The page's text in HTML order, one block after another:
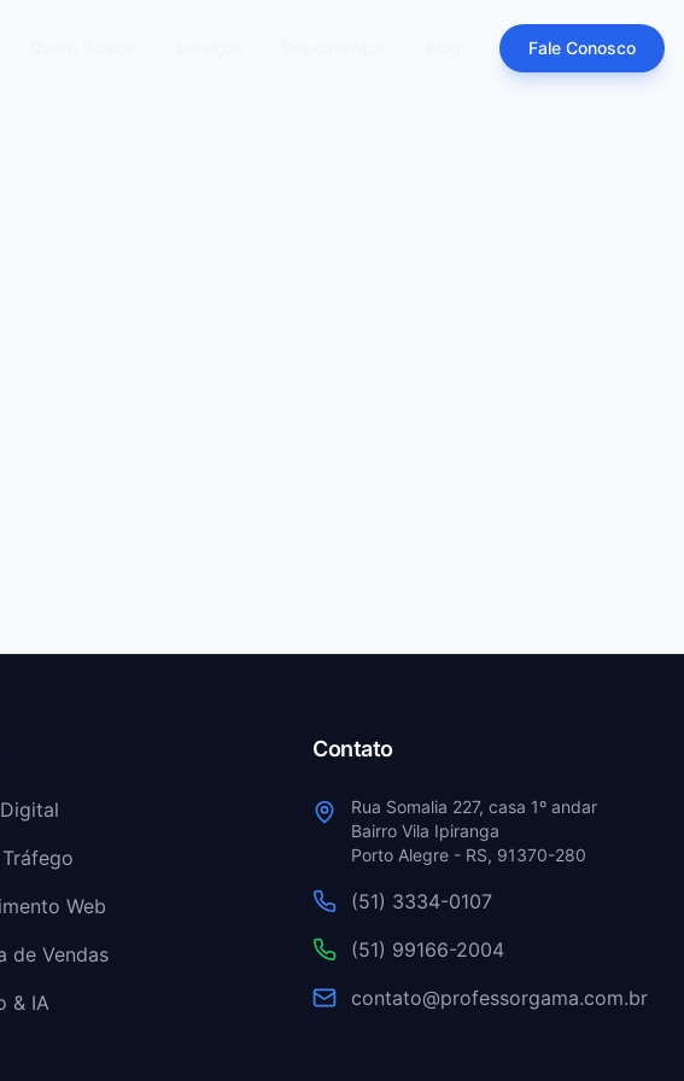
Fale Conosco
Web
de Vendas
& IA
Contato
Rua Somalia 227, casa 1º andar
Bairro Vila Ipiranga
Porto Alegre - RS, 91370-280
(51) 3334-0107
(51) 99166-2004
contato@professorgama.com.br